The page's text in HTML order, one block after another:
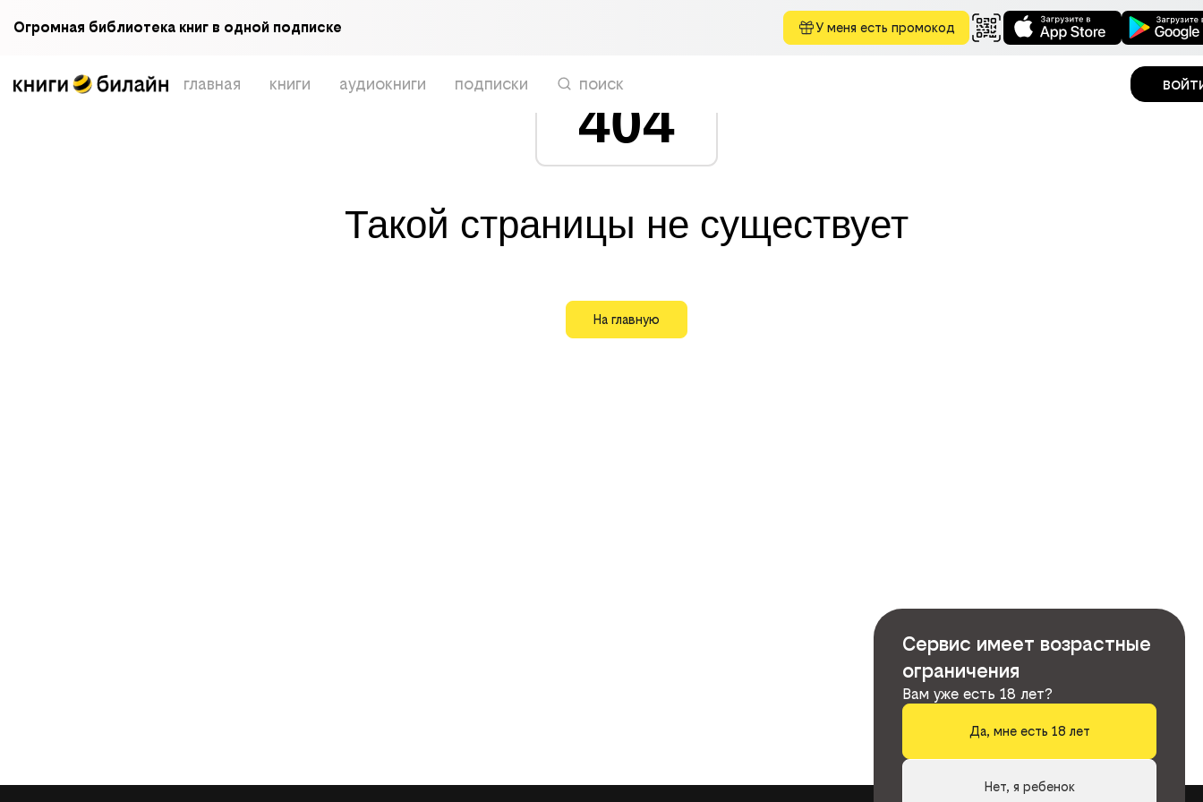
Огромная библиотека книг в одной подписке У меня есть промокод
главная книги аудиокниги подписки поиск
404
Такой страницы не существует
На главную
Сервис имеет возрастные
ограничения
Вам уже есть 18 лет?
Да, мне есть 18 лет
Нет, я ребенок